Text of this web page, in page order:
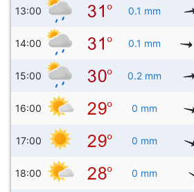
13:00 0.1 mm
14:00 0.1 mm
15:00 0.2 mm
16:00 0 mm
17:00 0 mm
18:00 0 mm